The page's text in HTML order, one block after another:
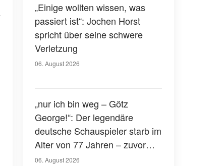
„Einige wollten wissen, was
passiert ist“: Jochen Horst
spricht über seine schwere
Verletzung
06. August 2026
„nur ich bin weg – Götz
George!“: Der legendäre
deutsche Schauspieler starb im
Alter von 77 Jahren – zuvor
hatte er über seinen eigenen
06. August 2026